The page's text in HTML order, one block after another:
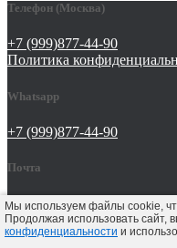
Телефон (Москва)
+7 (999)877-44-90
Политика
Мы используем файлы cookie,
Продолжая использовать сайт,
конфиденциальности и
Whatsapp
+7 (999)877-44-90
Почта
tat642@yandex.ru
Hestia | Разработано